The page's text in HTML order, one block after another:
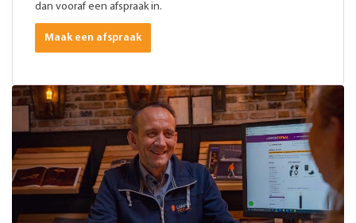
dan vooraf een afspraak in.
Maak een afspraak